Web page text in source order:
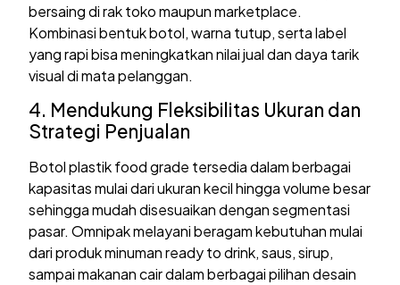
bersaing di rak toko maupun marketplace.
Kombinasi bentuk botol, warna tutup, serta label
yang rapi bisa meningkatkan nilai jual dan daya tarik
visual di mata pelanggan.
4. Mendukung Fleksibilitas Ukuran dan
Strategi Penjualan
Botol plastik food grade tersedia dalam berbagai
kapasitas mulai dari ukuran kecil hingga volume besar
sehingga mudah disesuaikan dengan segmentasi
pasar. Omnipak melayani beragam kebutuhan mulai
dari produk minuman ready to drink, saus, sirup,
sampai makanan cair dalam berbagai pilihan desain